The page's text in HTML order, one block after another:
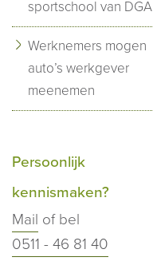
sportschool van DGA
Werknemers mogen
auto’s werkgever
meenemen
Persoonlijk
kennismaken?
Mail of bel
0511 - 46 81 40